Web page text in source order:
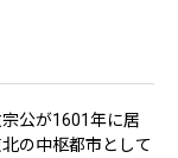
公が1601年に居
の中枢都市として